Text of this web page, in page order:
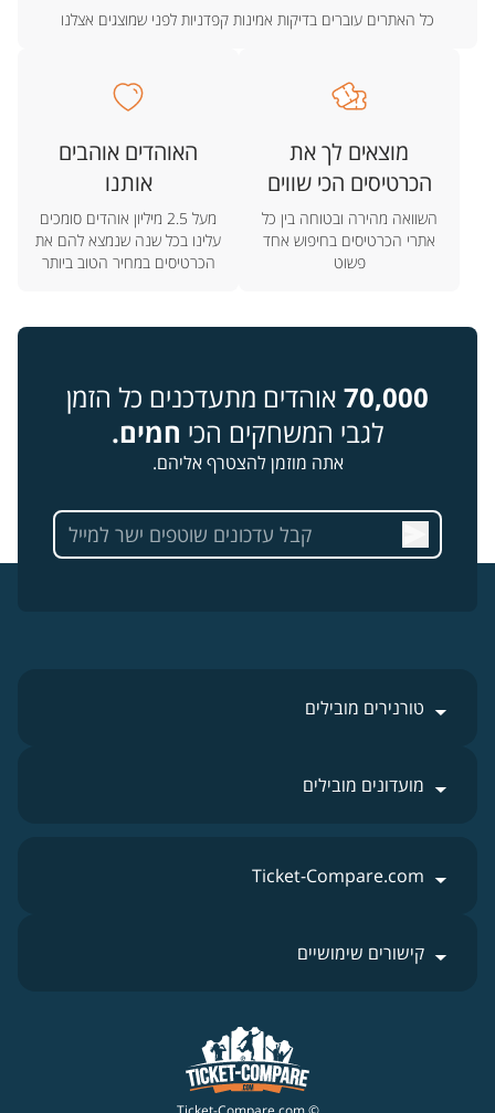
כל האתרים עוברים בדיקות אמינות קפדניות לפני שמוצגים אצלנו
מוצאים לך את
הכרטיסים הכי שווים
השוואה מהירה ובטוחה בין כל
אתרי הכרטיסים בחיפוש אחד
פשוט
האוהדים אוהבים
אותנו
מעל 2.5 מיליון אוהדים סומכים
עלינו בכל שנה שנמצא להם את
הכרטיסים במחיר הטוב ביותר
70,000 אוהדים מתעדכנים כל הזמן
לגבי המשחקים הכי חמים.
אתה מוזמן להצטרף אליהם.
טורנירים מובילים
מועדונים מובילים
Ticket-Compare.com
קישורים שימושיים